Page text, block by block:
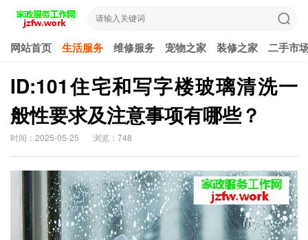
网站首页 生活服务 维修服务 宠物之家 装修之家 二手市
ID:101住宅和写字楼玻璃清洗一
般性要求及注意事项有哪些？
时间：2025-05-25 浏览：748